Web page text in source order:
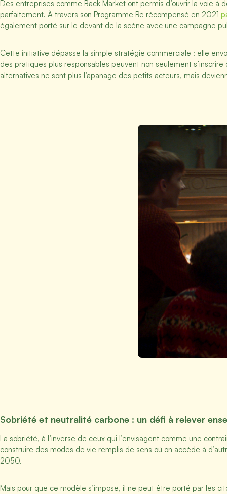
Des entreprises comme Back Market ont permis d’ouvrir la voie
parfaitement. À travers son Programme Re récompensé en 2021
également porté sur le devant de la scène avec une campagne
Cette initiative dépasse la simple stratégie commerciale : elle
des pratiques plus responsables peuvent non seulement
alternatives ne sont plus l’apanage des petits acteurs, mais
Sobriété et neutralité carbone : un défi à relever
La sobriété, à l’inverse de ceux qui l’envisagent comme une
construire des modes de vie remplis de sens où on accède à
2050.
Mais pour que ce modèle s’impose, il ne peut être porté par les